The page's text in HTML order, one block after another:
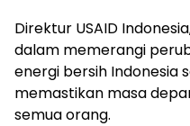
Direktur USAID
dalam memerangi
energi bersih Indonesia
memastikan masa
semua orang.